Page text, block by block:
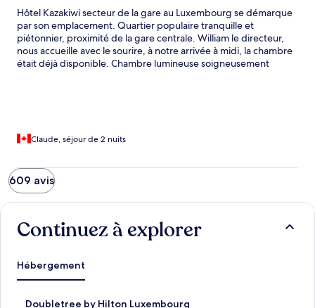
Hôtel Kazakiwi secteur de la gare au Luxembourg se démarque
par son emplacement. Quartier populaire tranquille et
piétonnier, proximité de la gare centrale. William le directeur,
nous accueille avec le sourire, à notre arrivée à midi, la chambre
était déjà disponible. Chambre lumineuse soigneusement
L’endroit est d’une propreté remarquable, le service est
un excellent travail Un séjour inoubliable!
Claude, séjour de 2 nuits
609 avis
Continuez à explorer
Hébergement
Doubletree by Hilton Luxembourg
D